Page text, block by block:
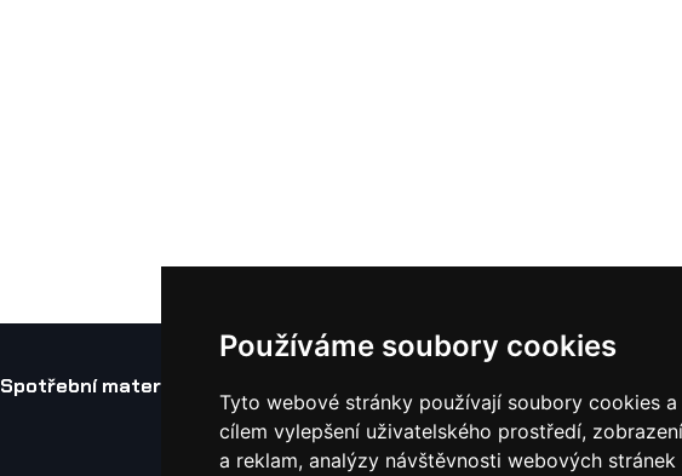
Používáme soubory cookies
Tyto webové stránky používají soubory cookies
cílem vylepšení uživatelského prostředí,
a reklam, analýzy návštěvnosti webových
Spotřební materiál a nástroje